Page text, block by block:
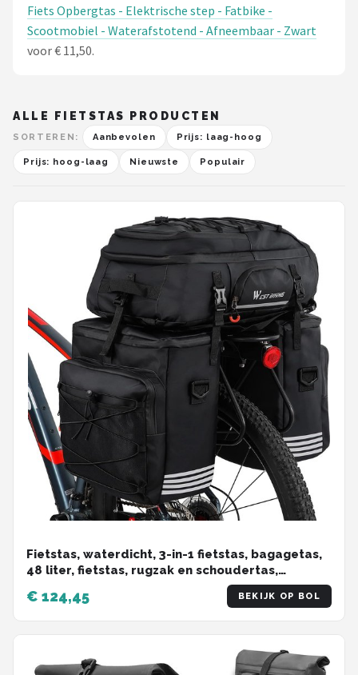
Fiets Opbergtas - Elektrische step - Fatbike -
Scootmobiel - Waterafstotend - Afneembaar - Zwart
voor € 11,50.
ALLE FIETSTAS PRODUCTEN
SORTEREN: Aanbevolen Prijs: laag-hoog
Prijs: hoog-laag Nieuwste Populair
Fietstas, waterdicht, 3-in-1 fietstas, bagagetas,
48 liter, fietstas, rugzak en schoudertas,
multifunctionele bagagetassen voor e-bike MTB
€ 124,45 BEKIJK OP BOL